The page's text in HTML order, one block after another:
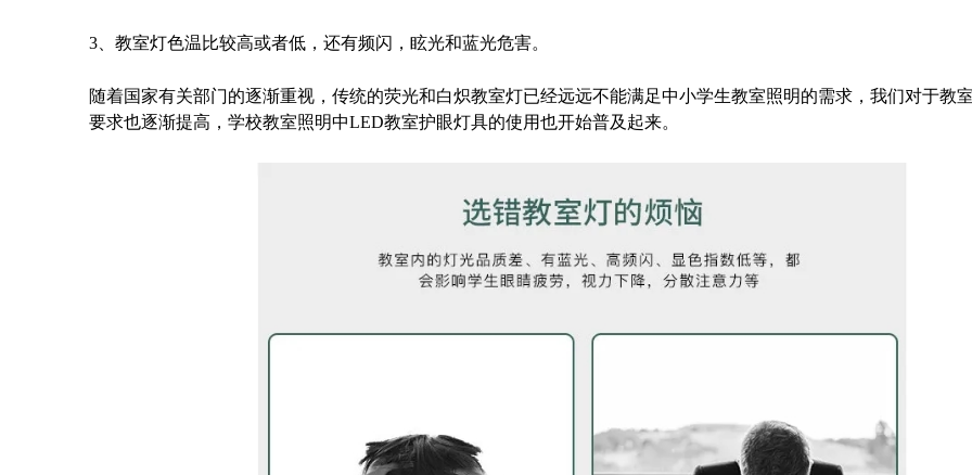
3、教室灯色温比较高或者低，还有频闪，眩光和蓝光危害。
随着国家有关部门的逐渐重视，传统的荧光和白炽教室灯已经远远不能满足中小学生教室照明的需求，我们对于教
要求也逐渐提高，学校教室照明中LED教室护眼灯具的使用也开始普及起来。